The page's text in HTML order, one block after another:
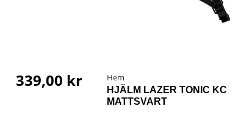
339,00 kr Hem
HJÄLM LAZER TONIC KC
MATTSVART